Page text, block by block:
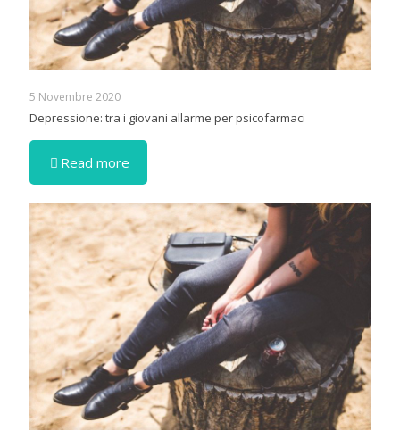
5 Novembre 2020
Depressione: tra i giovani allarme per psicofarmaci
Read more